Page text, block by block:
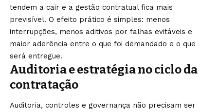
tendem a cair e a gestão contratual fica mais
previsível. O efeito prático é simples: menos
interrupções, menos aditivos por falhas evitáveis e
maior aderência entre o que foi demandado e o que
será entregue.
Auditoria e estratégia no ciclo da
contratação
Auditoria, controles e governança não precisam ser